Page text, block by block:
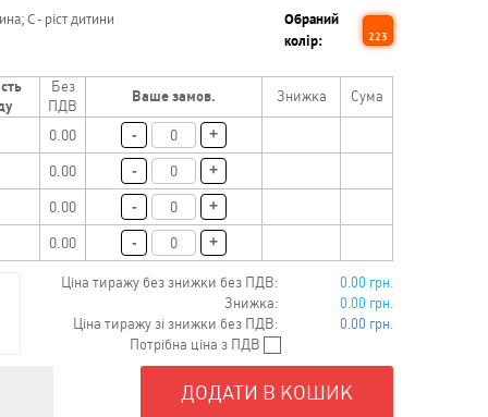
С - ріст дитини
Обраний
колір:
223
Без
ПДВ
Ваше замов. Знижка Сума
0.00 - +
0.00 - +
0.00 - +
0.00 - +
Ціна тиражу без знижки без ПДВ:
0.00 грн.
Знижка:
0.00 грн.
Ціна тиражу зі знижки без ПДВ:
0.00 грн.
Потрібна ціна з ПДВ
ДОДАТИ В КОШИК